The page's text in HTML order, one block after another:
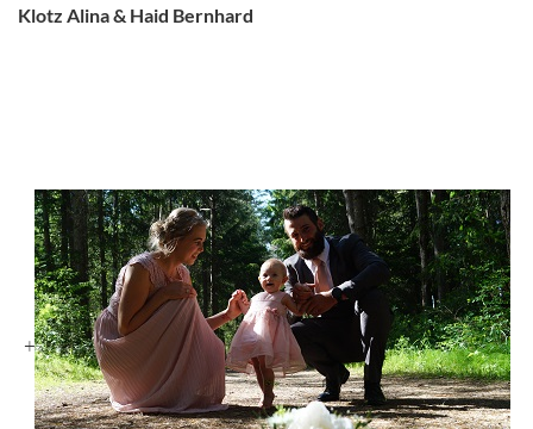
Klotz Alina & Haid Bernhard
+